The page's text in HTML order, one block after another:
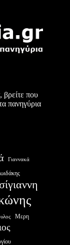
βρείτε που
πανηγύρια
Γιαννακά
Μερη